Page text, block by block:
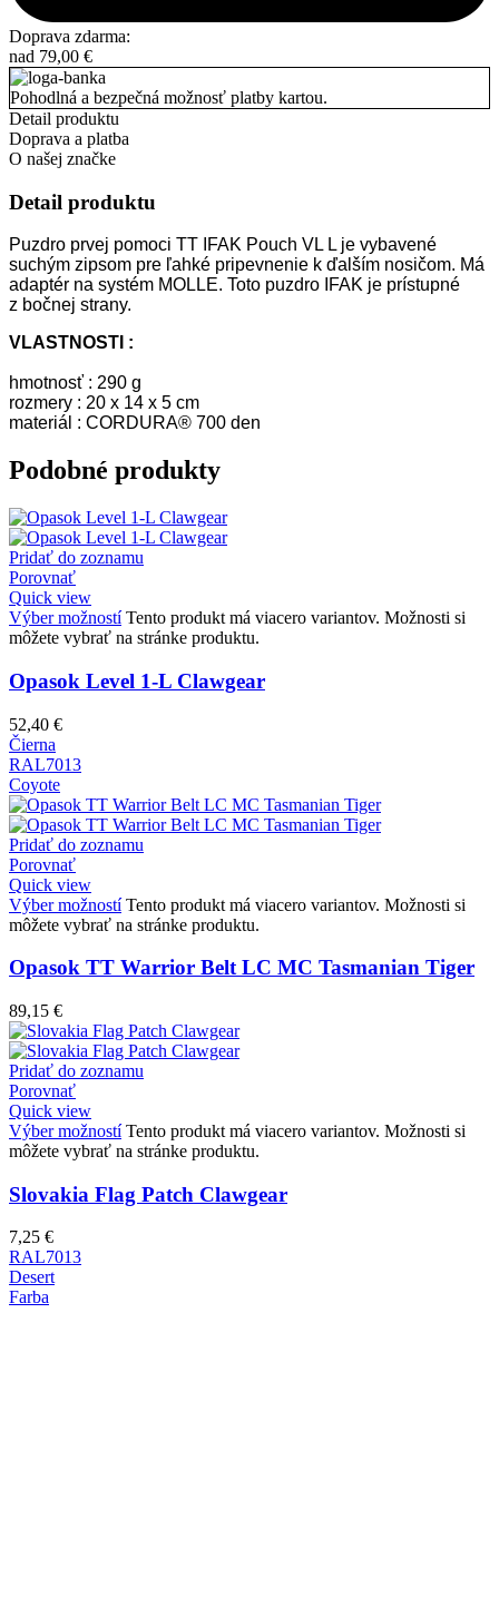
Doprava zdarma:
nad 79,00 €
Pohodlná a bezpečná možnosť platby kartou.
Detail produktu
Doprava a platba
O našej značke
Detail produktu
Puzdro prvej pomoci TT IFAK Pouch VL L je vybavené
suchým zipsom pre ľahké pripevnenie k ďalším nosičom. Má
adaptér na systém MOLLE. Toto puzdro IFAK je prístupné
z bočnej strany.
VLASTNOSTI :
hmotnosť : 290 g
rozmery : 20 x 14 x 5 cm
materiál : CORDURA® 700 den
Podobné produkty
Pridať do zoznamu
Porovnať
Quick view
Výber možností Tento produkt má viacero variantov. Možnosti si
môžete vybrať na stránke produktu.
Opasok Level 1-L Clawgear
52,40 €
Čierna
RAL7013
Coyote
Pridať do zoznamu
Porovnať
Quick view
Výber možností Tento produkt má viacero variantov. Možnosti si
môžete vybrať na stránke produktu.
Opasok TT Warrior Belt LC MC Tasmanian Tiger
89,15 €
Pridať do zoznamu
Porovnať
Quick view
Výber možností Tento produkt má viacero variantov. Možnosti si
môžete vybrať na stránke produktu.
Slovakia Flag Patch Clawgear
7,25 €
RAL7013
Desert
Farba